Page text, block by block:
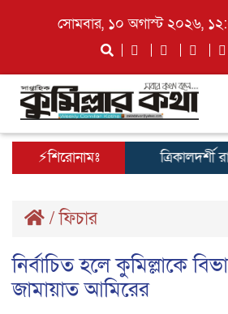
সোমবার, ১০ অগাস্ট ২০২৬,
⚡শিরোনামঃ ত্রিকালদর্শী
/ফিচার
নির্বাচিত হলে কুমিল্লাকে
জামায়াত আমিরের